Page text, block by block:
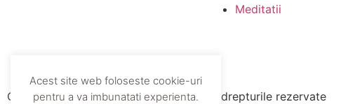
Meditatii
Copyright PsiholistArt.ro ©2020. Toate drepturile rezervate
Acest site web foloseste cookie-uri
pentru a va imbunatati experienta.